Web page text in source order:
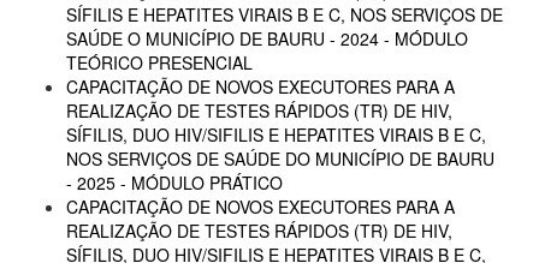
SÍFILIS E HEPATITES VIRAIS B E C, NOS SERVIÇOS DE
SAÚDE O MUNICÍPIO DE BAURU - 2024 - MÓDULO
TEÓRICO PRESENCIAL
CAPACITAÇÃO DE NOVOS EXECUTORES PARA A
REALIZAÇÃO DE TESTES RÁPIDOS (TR) DE HIV,
SÍFILIS, DUO HIV/SIFILIS E HEPATITES VIRAIS B E C,
NOS SERVIÇOS DE SAÚDE DO MUNICÍPIO DE BAURU
- 2025 - MÓDULO PRÁTICO
CAPACITAÇÃO DE NOVOS EXECUTORES PARA A
REALIZAÇÃO DE TESTES RÁPIDOS (TR) DE HIV,
SÍFILIS, DUO HIV/SIFILIS E HEPATITES VIRAIS B E C,